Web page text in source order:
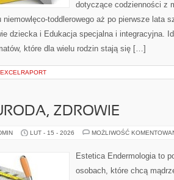
dotyczące codzienności z
toddlerowego aż po pierwsze lata
dziecka i Edukacja specjalna i integracyjna.
które dla wielu rodzin stają się […]
EXCELRAPORT
ZDROWIE
LUT - 15 - 2026 MOŻLIWOŚĆ
Estetica Endermologia to
osobach, które chcą